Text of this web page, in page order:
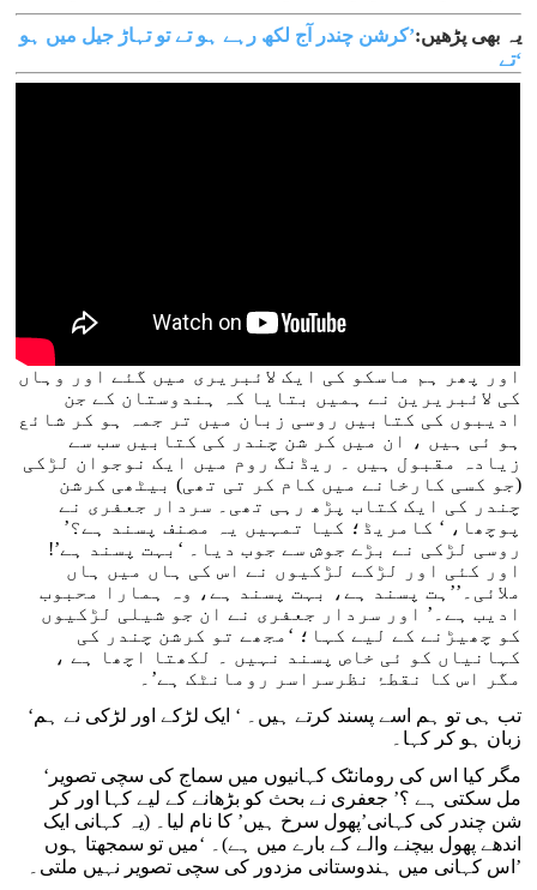
یہ بھی پڑھیں:’کرشن چندر آج لکھ رہے ہو تے تو تہاڑ جیل میں ہو
تے‘
اور پھر ہم ماسکو کی ایک لائبریری میں گئے اور وہاں
کی لائبریرین نے ہمیں بتایا کہ ہندوستان کے جن
ادیبوں کی کتابیں روسی زبان میں تر جمہ ہو کر شائع
ہو ئی ہیں ، ان میں کر شن چندر کی کتابیں سب سے
زیادہ مقبول ہیں ۔ ریڈنگ روم میں ایک نوجوان لڑکی
(جو کسی کارخانے میں کام کر تی تھی) بیٹھی کرشن
چندر کی ایک کتاب پڑھ رہی تھی۔ سردار جعفری نے
پوچھا، ‘ کامریڈ؛ کیا تمہیں یہ مصنف پسند ہے؟’
روسی لڑکی نے بڑے جوش سے جوب دیا۔ ‘بہت پسند ہے’!
اور کئی اور لڑکے لڑکیوں نے اس کی ہاں میں ہاں
ملائی۔’’ہت پسند ہے، بہت پسند ہے، وہ ہمارا محبوب
ادیب ہے۔’ اور سردار جعفری نے ان جو شیلی لڑکیوں
کو چھیڑنے کے لیے کہا؛ ‘مجھے تو کرشن چندر کی
کہانیاں کو ئی خاص پسند نہیں ۔ لکھتا اچھا ہے ،
مگر اس کا نقطۂ نظرسراسر رومانٹک ہے’۔
‘تب ہی تو ہم اسے پسند کرتے ہیں۔ ‘ ایک لڑکے اور لڑکی نے ہم
زبان ہو کر کہا۔
‘مگر کیا اس کی رومانٹک کہانیوں میں سماج کی سچی تصویر
مل سکتی ہے ؟’ جعفری نے بحث کو بڑھانے کے لیے کہا اور کر
شن چندر کی کہانی’پھول سرخ ہیں’ کا نام لیا۔ (یہ کہانی ایک
اندھے پھول بیچنے والے کے بارے میں ہے)۔ ‘میں تو سمجھتا ہوں
اس کہانی میں ہندوستانی مزدور کی سچی تصویر نہیں ملتی۔’